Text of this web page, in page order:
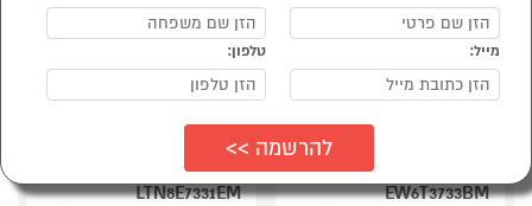
מכונת כביסה 7 ק"ג פתח
עליון Electrolux
EW6T3733BM
מכונת כביסה פתח עליון
LTN8E7331EM
מייל: טלפון: